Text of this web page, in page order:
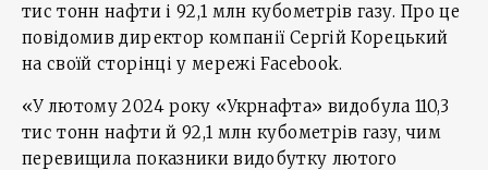
тис тонн нафти і 92,1 млн кубометрів газу. Про це
повідомив директор компанії Сергій Корецький
на своїй сторінці у мережі Facebook.
«У лютому 2024 року «Укрнафта» видобула 110,3
тис тонн нафти й 92,1 млн кубометрів газу, чим
перевищила показники видобутку лютого